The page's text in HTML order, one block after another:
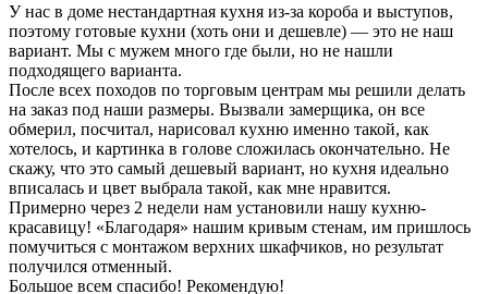
У нас в доме нестандартная кухня из-за короба и выступов,
поэтому готовые кухни (хоть они и дешевле) — это не наш
вариант. Мы с мужем много где были, но не нашли
подходящего варианта.
После всех походов по торговым центрам мы решили делать
на заказ под наши размеры. Вызвали замерщика, он все
обмерил, посчитал, нарисовал кухню именно такой, как
хотелось, и картинка в голове сложилась окончательно. Не
скажу, что это самый дешевый вариант, но кухня идеально
вписалась и цвет выбрала такой, как мне нравится.
Примерно через 2 недели нам установили нашу кухню-
красавицу! «Благодаря» нашим кривым стенам, им пришлось
помучиться с монтажом верхних шкафчиков, но результат
получился отменный.
Большое всем спасибо! Рекомендую!